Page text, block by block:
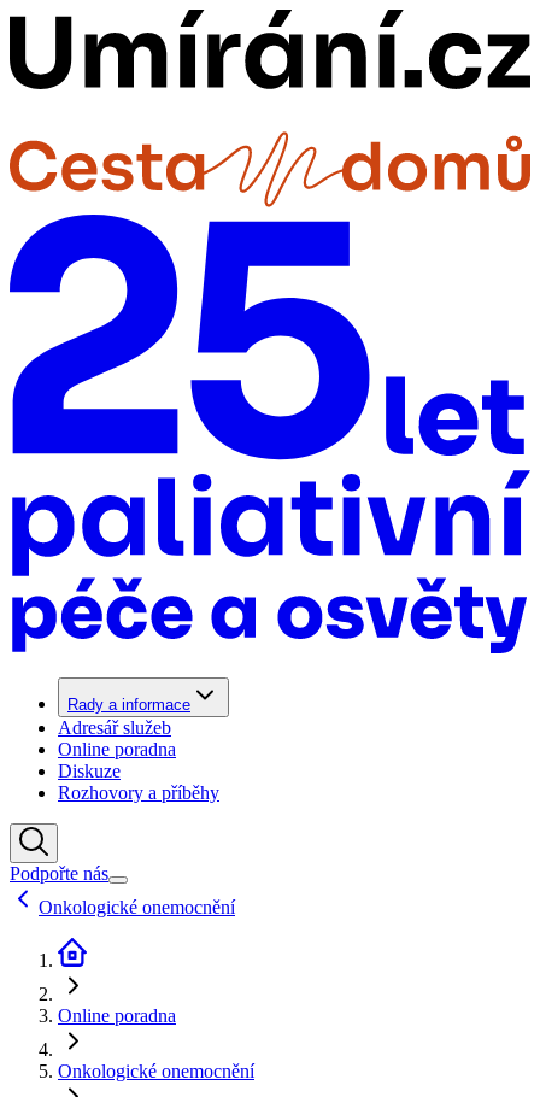
Rady a informace
Adresář služeb
Online poradna
Diskuze
Rozhovory a příběhy
Podpořte nás
Onkologické onemocnění
Online poradna
Onkologické onemocnění